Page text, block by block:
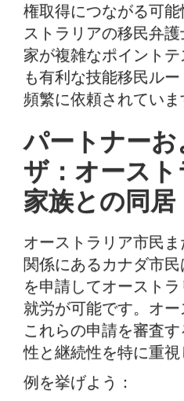
権取得につながる可
ストラリアの移民弁
家が複雑なポイント
も有利な技能移民ル
頻繁に依頼されていま
パートナー
ザ：オース
家族との同居
オーストラリア市民
関係にあるカナダ市
を申請してオースト
就労が可能です。オー
これらの申請を審査
性と継続性を特に重視
例を挙げよう：